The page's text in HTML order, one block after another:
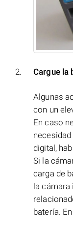
Cargue la
Algunas
con un
En caso
digital,
Si la
carga de
la cámara
batería.